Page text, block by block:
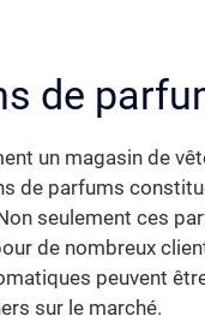
de
un magasin de
de parfums
seulement ces
de nombreux
peuvent
sur le marché.